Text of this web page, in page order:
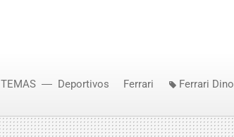
TEMAS Deportivos Ferrari Ferrari Dino